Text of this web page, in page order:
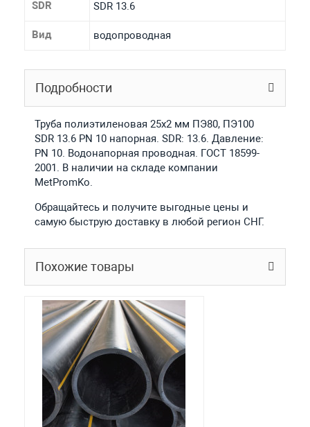
SDR SDR 13.6
Вид водопроводная
Подробности
Труба полиэтиленовая 25х2 мм ПЭ80, ПЭ100
SDR 13.6 PN 10 напорная. SDR: 13.6. Давление:
PN 10. Водонапорная проводная. ГОСТ 18599-
2001. В наличии на складе компании
MetPromKo.
Обращайтесь и получите выгодные цены и
самую быструю доставку в любой регион СНГ.
Похожие товары